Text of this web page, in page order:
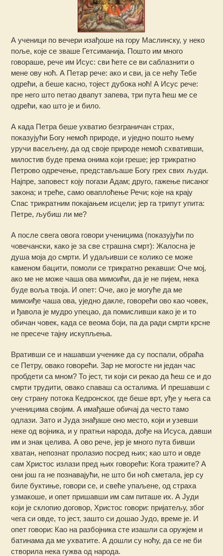
А ученици по вечери изађоше на гору Маслинску, у неко
поље, које се зваше Гетсиманија. Пошто им много
говораше, рече им Исус: сви ћете се ви саблазнити о
мене ову ноћ. А Петар рече: ако и сви, ја се нећу Тебе
одрећи, а беше касно, тојест дубока ноћ! А Исус рече:
пре него што петао двапут запева, три пута ћеш ме се
одрећи, као што је и било.
А када Петра беше ухватио безграничан страх,
показујући Богу немоћ природе, и уједно пошто њему
уручи васељену, да од своје природе немоћ схвативши,
милостив буде према онима који греше; јер трикратно
Петрово одречење, представљаше Богу грех свих људи.
Најпре, заповест коју погази Адам; друго, гажење писаног
закона; и треће, само оваплоћење Речи; које на крају
Спас трикратним покајањем исцели; јер га трипут упита:
Петре, љубиш ли ме?
А после свега овога говори ученицима (показујући по
човечански, како је за све страшна смрт): Жалосна је
душа моја до смрти. И удаљивши се колико се може
каменом бацити, помоли се трикратно рекавши: Оче мој,
ако ме не може чаша ова мимоићи, да је не пијем, нека
буде воља твоја. И опет: Оче, ако је могуће да ме
мимоиђе чаша ова, уједно дакле, говорећи ово као човек,
и ђавола је мудро упецао, да помисливши како је и то
обичан човек, када се веома боји, па да ради смрти крсне
не пресече тајну искупљења.
Вративши се и нашавши ученике да су поспали, обраћа
се Петру, овако говорећи. Зар не могосте ни један час
пробдети са мном? То јест, ти који си рекао да ћеш се и до
смрти трудити, овако спаваш са осталима. И прешавши с
ону страну потока Кедронског, где беше врт, уђе у њега са
ученицима својим. А имађаше обичај да често тамо
одлази. Зато и Јуда знађаше оно место, који и узевши
неке од војника, и у пратњи народа, дође на Исуса, давши
им и знак целива. А ово рече, јер је много пута бивши
хватан, непознат пролазио посред њих; као што и овде
сам Христос излази пред њих говорећи: Кога тражите? А
они још га не познавајући, не што би ноћ сметала, јер су
биле буктиње, говори се, и свеће упаљене, од страха
узмакоше, и опет пришавши им сам питаше их. А Јуди
који је склопио договор, Христос говори: пријатељу, због
чега си овде, то јест, зашто си дошао Јудо, време је. И
опет говори: Као на разбојника сте изашли са оружјем и
батинама да ме ухватите. А дошли су ноћу, да се не би
створила нека гужва од народа.